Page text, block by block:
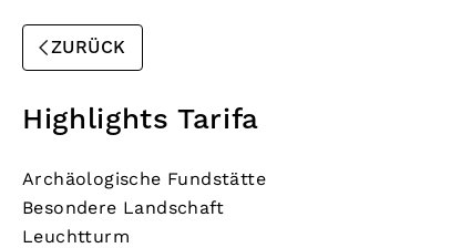
ZURÜCK
Highlights Tarifa
Archäologische Fundstätte
Besondere Landschaft
Leuchtturm